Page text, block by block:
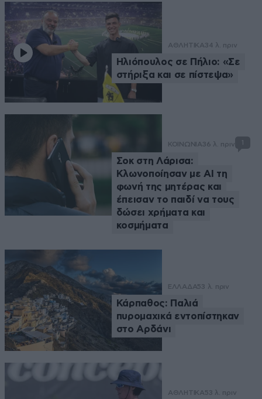
ΑΘΛΗΤΙΚΑ34 λ. πριν
Ηλιόπουλος σε Πήλιο: «Σε
στήριξα και σε πίστεψα»
ΚΟΙΝΩΝΙΑ36 λ. πριν
Σοκ στη Λάρισα:
Κλωνοποίησαν με AI τη
φωνή της μητέρας και
έπεισαν το παιδί να τους
δώσει χρήματα και
κοσμήματα
ΕΛΛΑΔΑ53 λ. πριν
Κάρπαθος: Παλιά
πυρομαχικά εντοπίστηκαν
στο Αρδάνι
ΑΘΛΗΤΙΚΑ53 λ. πριν